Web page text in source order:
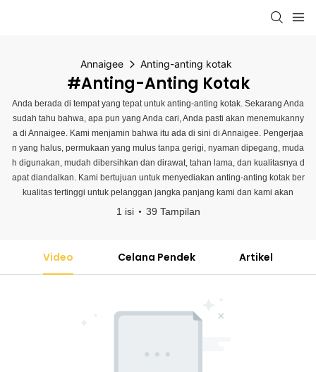
Annaigee Anting-anting kotak
#Anting-Anting Kotak
Anda berada di tempat yang tepat untuk anting-anting kotak. Sekarang Anda
sudah tahu bahwa, apa pun yang Anda cari, Anda pasti akan menemukanny
a di Annaigee. Kami menjamin bahwa itu ada di sini di Annaigee. Pengerjaa
n yang halus, permukaan yang mulus tanpa gerigi, nyaman dipegang, muda
h digunakan, mudah dibersihkan dan dirawat, tahan lama, dan kualitasnya d
apat diandalkan. Kami bertujuan untuk menyediakan anting-anting kotak ber
kualitas tertinggi untuk pelanggan jangka panjang kami dan kami akan
1 isi 39 Tampilan
Video Celana Pendek Artikel